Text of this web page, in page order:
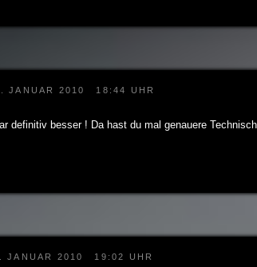
JANUAR 2010 18:44 UHR
definitiv besser ! Da hast du mal genauere
JANUAR 2010 19:02 UHR